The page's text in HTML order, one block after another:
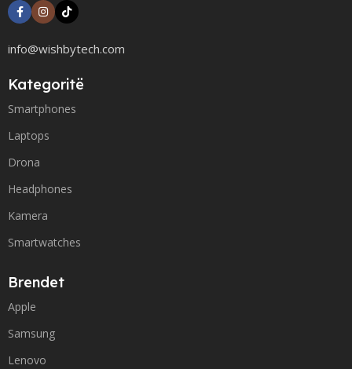
info@wishbytech.com
Kategoritë
Smartphones
Laptops
Drona
Headphones
Kamera
Smartwatches
Brendet
Apple
Samsung
Lenovo